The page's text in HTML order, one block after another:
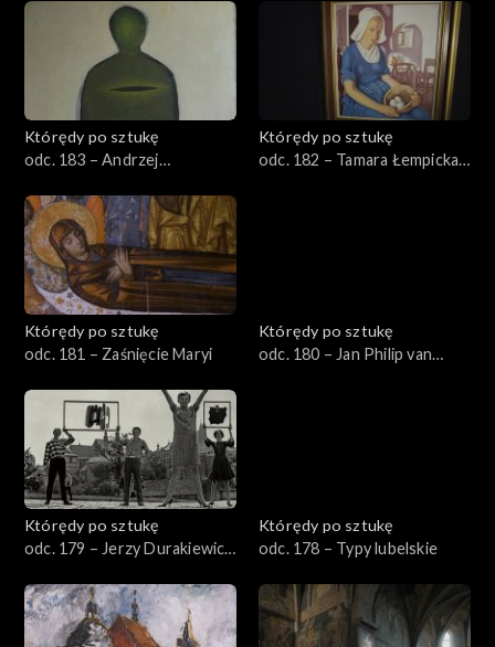
Którędy po sztukę
odc. 183 – Andrzej
Którędy po sztukę
odc. 182 – Tamara Łempicka,
Którędy po sztukę
odc. 181 – Zaśnięcie Maryi
Którędy po sztukę
odc. 180 – Jan Philip van
Którędy po sztukę
odc. 179 – Jerzy Durakiewicz
Którędy po sztukę
odc. 178 – Typy lubelskie